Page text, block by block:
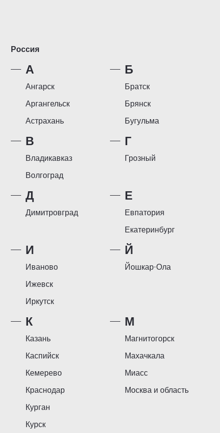
Россия
А
Ангарск
Аргангельск
Астрахань
Б
Братск
Брянск
Бугульма
В
Владикавказ
Волгоград
Г
Грозный
Д
Димитровград
Е
Евпатория
Екатеринбург
И
Иваново
Ижевск
Иркутск
Й
Йошкар-Ола
К
Казань
Каспийск
Кемерево
Краснодар
Курган
Курск
М
Магнитогорск
Махачкала
Миасс
Москва и область